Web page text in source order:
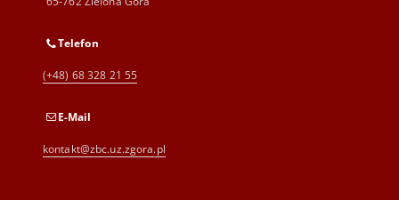
Telefon
(+48) 68 328 21 55
E-Mail
kontakt@zbc.uz.zgora.pl